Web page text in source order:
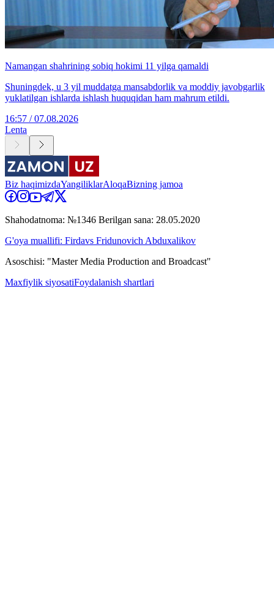
Namangan shahrining sobiq hokimi 11 yilga qamaldi
Shuningdek, u 3 yil muddatga mansabdorlik va moddiy javobgarlik
yuklatilgan ishlarda ishlash huquqidan ham mahrum etildi.
16:57 / 07.08.2026
Lenta
Biz haqimizdaYangiliklarAloqaBizning jamoa
Shahodatnoma: №1346 Berilgan sana: 28.05.2020
G'oya muallifi: Firdavs Fridunovich Abduxalikov
Asoschisi: "Master Media Production and Broadcast"
Maxfiylik siyosatiFoydalanish shartlari